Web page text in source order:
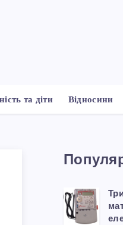
та діти Відносини